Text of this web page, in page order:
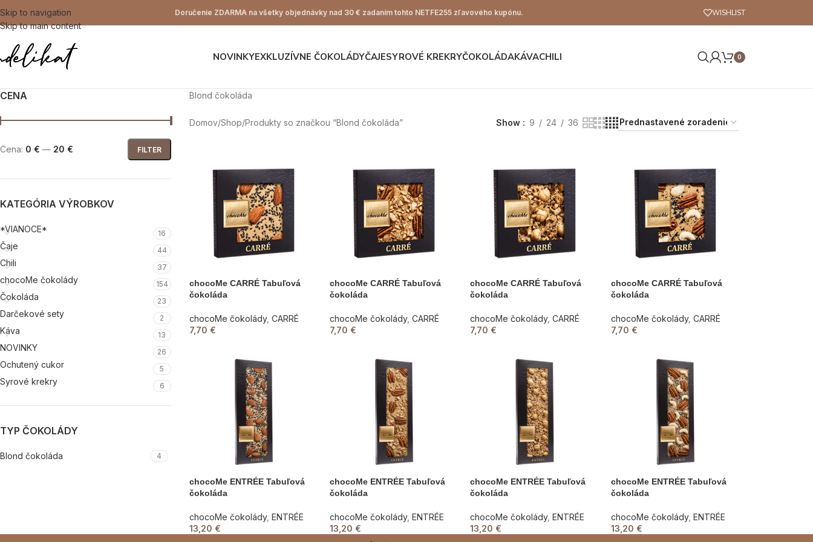
Skip to navigation
Skip to main content
Doručenie ZDARMA na všetky objednávky nad 30 € zadaním tohto NETFE255 zľavového kupónu. WISHLIST
NOVINKYEXKLUZÍVNE ČOKOLÁDYČAJESYROVÉ KREKRYČOKOLÁDAKÁVACHILI 0
CENA
FILTER
Cena: 0 € — 20 €
KATEGÓRIA VÝROBKOV
*VIANOCE* 16
Čaje 44
Chili 37
chocoMe čokolády 154
Čokoláda 23
Darčekové sety 2
Káva 13
NOVINKY 26
Ochutený cukor 5
Syrové krekry 6
TYP ČOKOLÁDY
Blond čokoláda 4
Blond čokoláda
Domov Shop Produkty so značkou “Blond čokoláda” Show 9 24 36
chocoMe CARRÉ Tabuľová
čokoláda
chocoMe čokolády, CARRÉ
7,70 €
chocoMe CARRÉ Tabuľová
čokoláda
chocoMe čokolády, CARRÉ
7,70 €
chocoMe CARRÉ Tabuľová
čokoláda
chocoMe čokolády, CARRÉ
7,70 €
chocoMe CARRÉ Tabuľová
čokoláda
chocoMe čokolády, CARRÉ
7,70 €
chocoMe ENTRÉE Tabuľová
čokoláda
chocoMe čokolády, ENTRÉE
13,20 €
chocoMe ENTRÉE Tabuľová
čokoláda
chocoMe čokolády, ENTRÉE
13,20 €
chocoMe ENTRÉE Tabuľová
čokoláda
chocoMe čokolády, ENTRÉE
13,20 €
chocoMe ENTRÉE Tabuľová
čokoláda
chocoMe čokolády, ENTRÉE
13,20 €